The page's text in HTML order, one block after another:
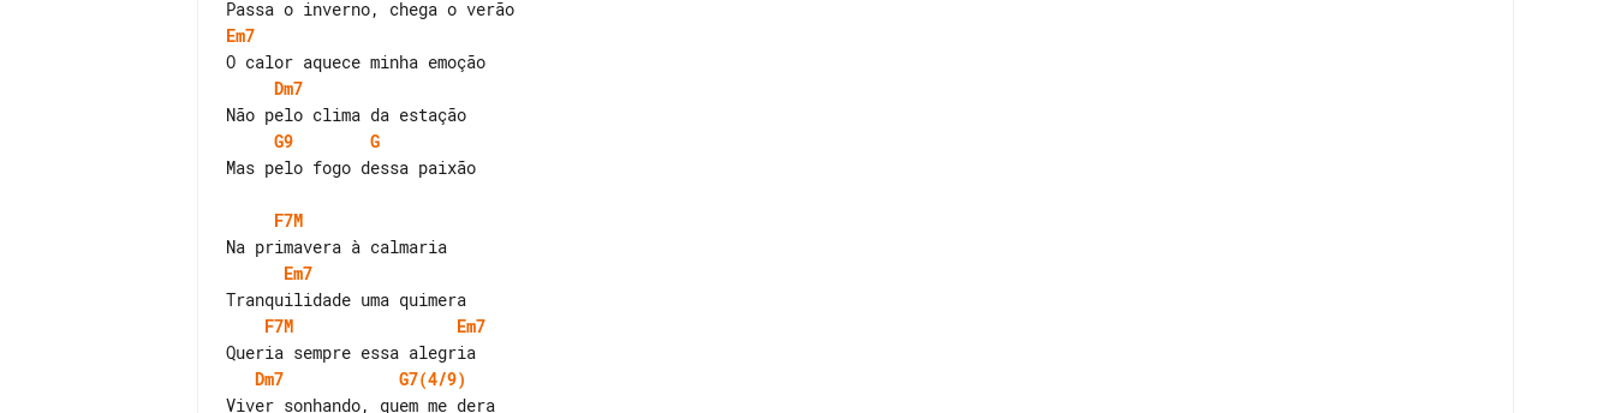
Em7
Dm7
G9
G
Mas pelo fogo dessa paixão
F7M
Em7
F7M
Em7
Dm7
G7(4/9)
Viver sonhando, quem me dera